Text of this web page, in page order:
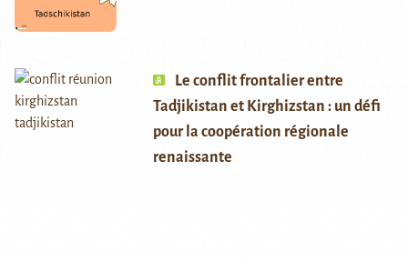
Le conflit frontalier entre
Tadjikistan et Kirghizstan : un défi
pour la coopération régionale
renaissante